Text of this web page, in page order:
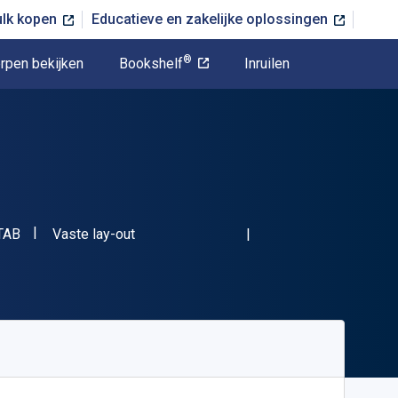
kopen Educatieve en zakelijke oplossingen
bekijken Bookshelf® Inruilen
"ISBN-13 08049KTAB"
Indeling
Vaste lay-out